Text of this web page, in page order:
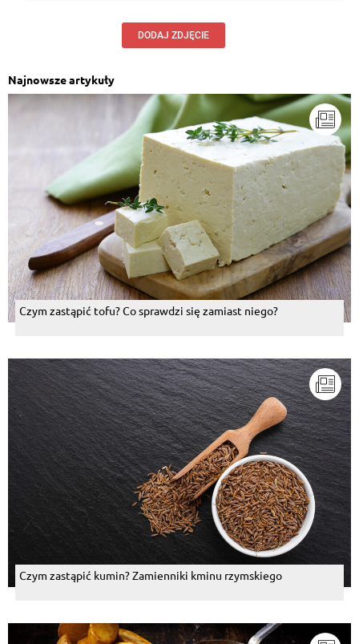
DODAJ ZDJĘCIE
Najnowsze artykuły
Czym zastąpić tofu? Co sprawdzi się zamiast niego?
Czym zastąpić kumin? Zamienniki kminu rzymskiego